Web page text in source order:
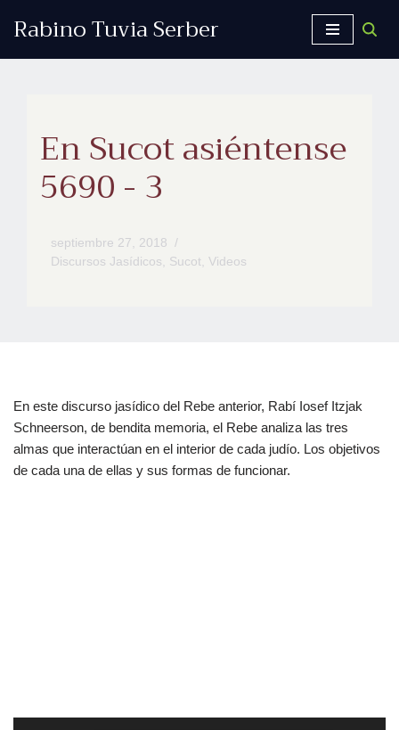
Rabino Tuvia Serber
En Sucot asiéntense
5690 - 3
septiembre 27, 2018
Discursos Jasídicos, Sucot, Videos
En este discurso jasídico del Rebe anterior, Rabí Iosef Itzjak
Schneerson, de bendita memoria, el Rebe analiza las tres
almas que interactúan en el interior de cada judío. Los objetivos
de cada una de ellas y sus formas de funcionar.